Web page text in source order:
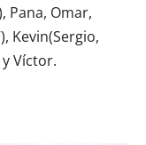
Pana, Omar,
Kevin(Sergio,
y Víctor.